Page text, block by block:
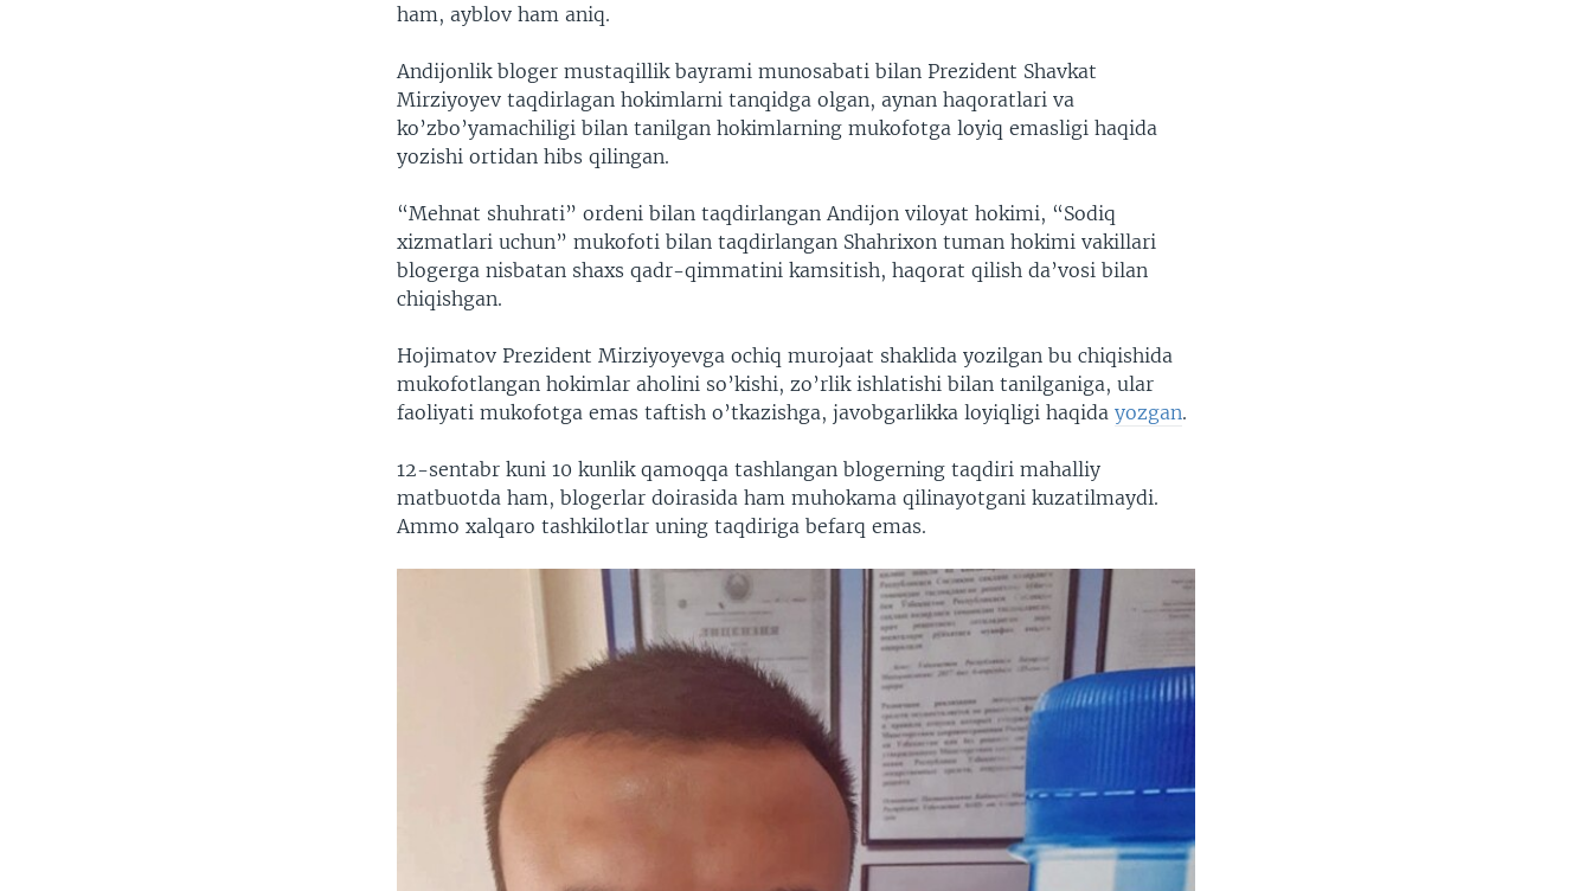
ham, ayblov ham aniq.
Andijonlik bloger mustaqillik bayrami munosabati bilan Prezident Shavkat
Mirziyoyev taqdirlagan hokimlarni tanqidga olgan, aynan haqoratlari va
ko’zbo’yamachiligi bilan tanilgan hokimlarning mukofotga loyiq emasligi haqida
yozishi ortidan hibs qilingan.
“Mehnat shuhrati” ordeni bilan taqdirlangan Andijon viloyat hokimi, “Sodiq
xizmatlari uchun” mukofoti bilan taqdirlangan Shahrixon tuman hokimi vakillari
blogerga nisbatan shaxs qadr-qimmatini kamsitish, haqorat qilish da’vosi bilan
chiqishgan.
Hojimatov Prezident Mirziyoyevga ochiq murojaat shaklida yozilgan bu chiqishida
mukofotlangan hokimlar aholini so’kishi, zo’rlik ishlatishi bilan tanilganiga, ular
faoliyati mukofotga emas taftish o’tkazishga, javobgarlikka loyiqligi haqidayozgan.
12-sentabr kuni 10 kunlik qamoqqa tashlangan blogerning taqdiri mahalliy
matbuotda ham, blogerlar doirasida ham muhokama qilinayotgani kuzatilmaydi.
Ammo xalqaro tashkilotlar uning taqdiriga befarq emas.